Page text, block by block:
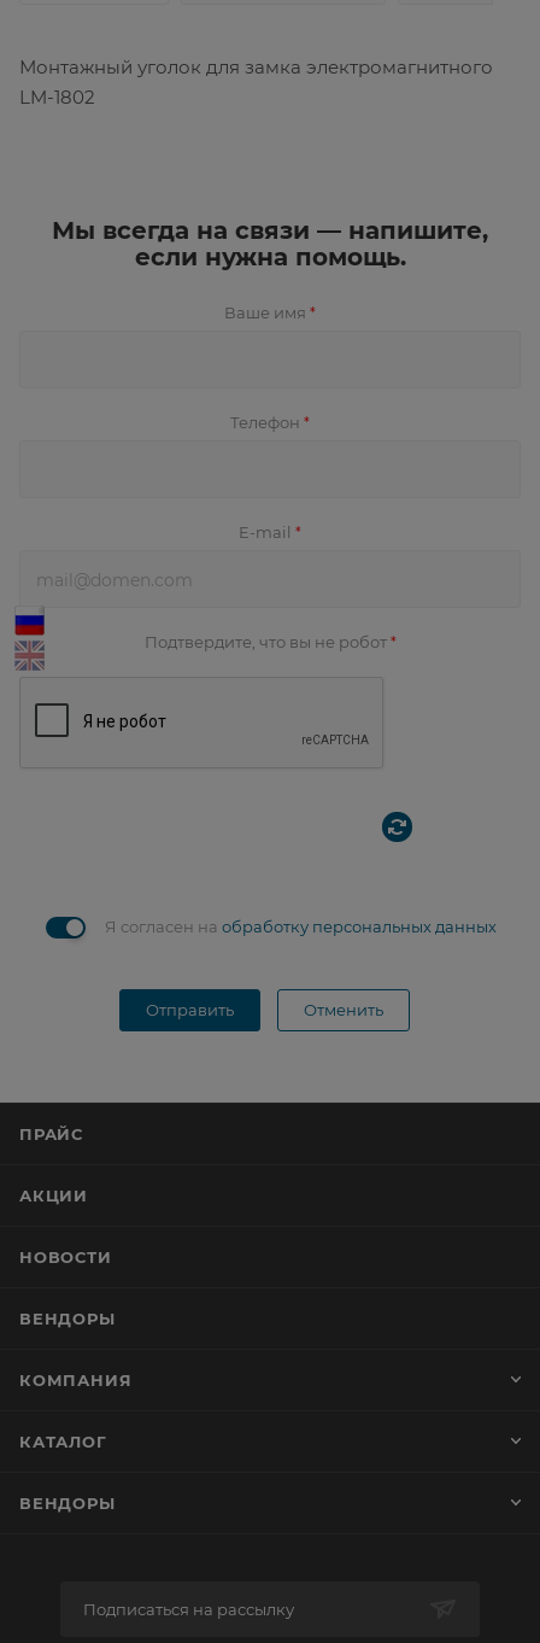
Монтажный уголок для замка электромагнитного
LM-1802
Мы всегда на связи — напишите,
если нужна помощь.
Ваше имя *
Телефон *
E-mail *
Подтвердите, что вы не робот *
Я согласен на обработку персональных данных
Отправить Отменить
ПРАЙС
АКЦИИ
НОВОСТИ
ВЕНДОРЫ
КОМПАНИЯ
КАТАЛОГ
ВЕНДОРЫ
Подписаться на рассылку